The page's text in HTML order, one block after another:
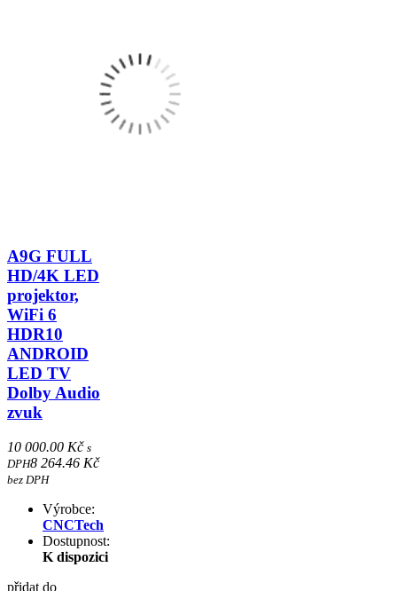
A9G FULL
HD/4K LED
projektor,
WiFi 6
HDR10
ANDROID
LED TV
Dolby Audio
zvuk
10 000.00 Kč s
DPH8 264.46 Kč
bez DPH
Výrobce:
CNCTech
Dostupnost:
K dispozici
přidat do